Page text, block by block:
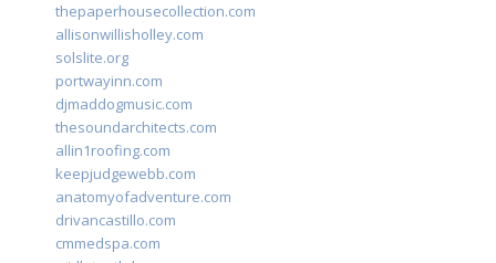
thepaperhousecollection.com
allisonwillisholley.com
solslite.org
portwayinn.com
djmaddogmusic.com
thesoundarchitects.com
allin1roofing.com
keepjudgewebb.com
anatomyofadventure.com
drivancastillo.com
cmmedspa.com